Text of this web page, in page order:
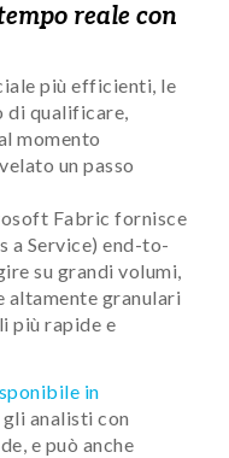
reale con
più efficienti, le
di qualificare,
momento
un passo
Fabric fornisce
a Service) end-to-
su grandi volumi,
granulari
più rapide e
in
analisti con
e può anche